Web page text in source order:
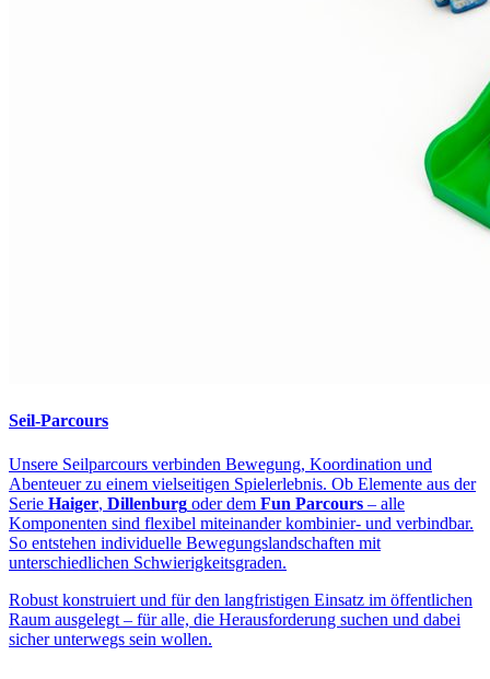
Seil-Parcours
Unsere Seilparcours verbinden Bewegung, Koordination und
Abenteuer zu einem vielseitigen Spielerlebnis. Ob Elemente aus der
Serie Haiger, Dillenburg oder dem Fun Parcours – alle
Komponenten sind flexibel miteinander kombinier- und verbindbar.
So entstehen individuelle Bewegungslandschaften mit
unterschiedlichen Schwierigkeitsgraden.
Robust konstruiert und für den langfristigen Einsatz im öffentlichen
Raum ausgelegt – für alle, die Herausforderung suchen und dabei
sicher unterwegs sein wollen.